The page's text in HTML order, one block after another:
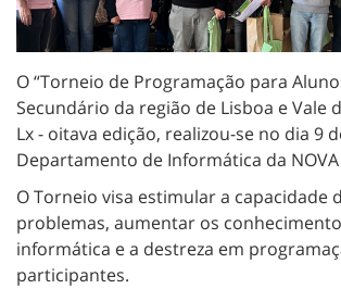
O “Torneio de Programação para
Secundário da região de Lisboa e Vale
Lx - oitava edição, realizou-se no dia 9
Departamento de Informática da NOVA
O Torneio visa estimular a capacidade
problemas, aumentar os
informática e a destreza em
participantes.